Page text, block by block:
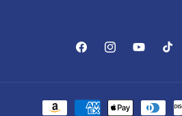
FacebookInstagramYouTubeTikTok
Payment